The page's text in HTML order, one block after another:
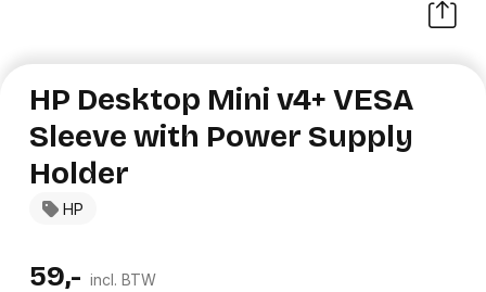
HP
HP Desktop Mini v4+ VESA
Sleeve with Power Supply
Holder
59,- incl. BTW